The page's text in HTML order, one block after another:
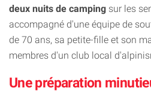
deux nuits de camping sur les
accompagné d'une équipe de
de 70 ans, sa petite-fille et son
membres d'un club local
Une préparation